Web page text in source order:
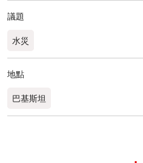
議題
水災
地點
巴基斯坦